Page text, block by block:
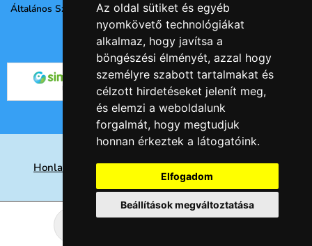
Az oldal sütiket és egyéb
nyomkövető technológiákat
alkalmaz, hogy javítsa a
böngészési élményét, azzal hogy
személyre szabott tartalmakat és
célzott hirdetéseket jelenít meg,
és elemzi a weboldalunk
forgalmát, hogy megtudjuk
honnan érkeztek a látogatóink.
Elfogadom
Beállítások megváltoztatása
Általános Szerződési Feltételek
Honlap készités Nyíregyházán, keresőoptimalizálás
eredményesen
© 2026 -Csempe webáruház